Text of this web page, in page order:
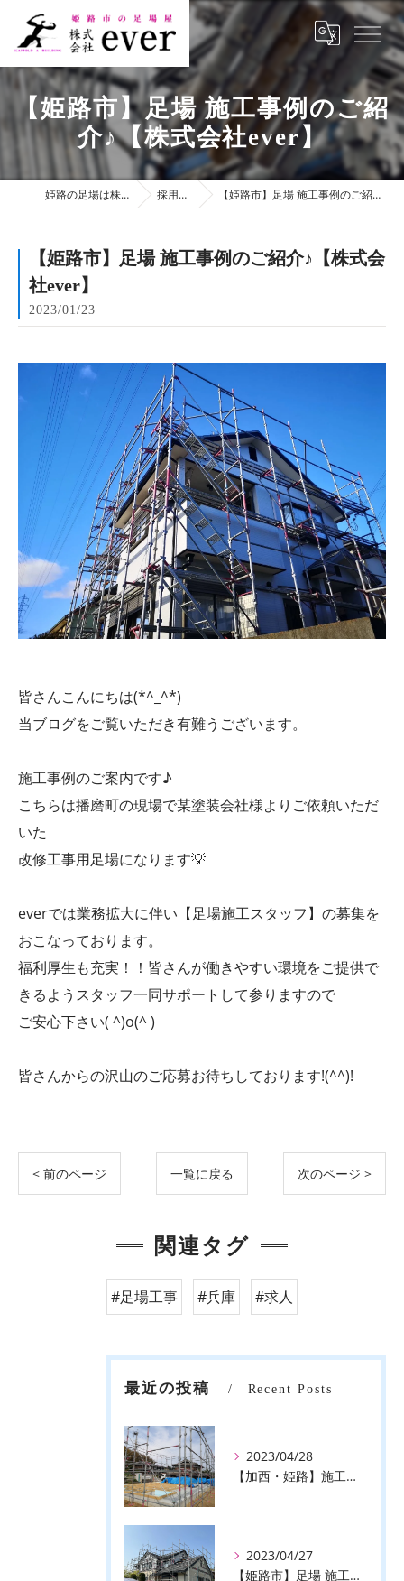
【姫路市】足場 施工事例のご紹
介♪【株式会社ever】
姫路の足場は株式会社ever 採用ブログ 【姫路市】足場 施工事例のご紹介♪【株式会社ever】
【姫路市】足場 施工事例のご紹介♪【株式会
社ever】
2023/01/23
皆さんこんにちは(*^_^*)
当ブログをご覧いただき有難うございます。
施工事例のご案内です♪
こちらは播磨町の現場で某塗装会社様よりご依頼いただ
いた
改修工事用足場になります💡
everでは業務拡大に伴い【足場施工スタッフ】の募集を
おこなっております。
福利厚生も充実！！皆さんが働きやすい環境をご提供で
きるようスタッフ一同サポートして参りますので
ご安心下さい( ^)o(^ )
皆さんからの沢山のご応募お待ちしております!(^^)!
< 前のページ 一覧に戻る 次のページ >
関連タグ
#足場工事 #兵庫 #求人
最近の投稿 Recent Posts
2023/04/28
【加西・姫路】施工事例のご紹介♪【株式会社ever】
2023/04/27
【姫路市】足場 施工事例のご紹介♪【株式会社ever】